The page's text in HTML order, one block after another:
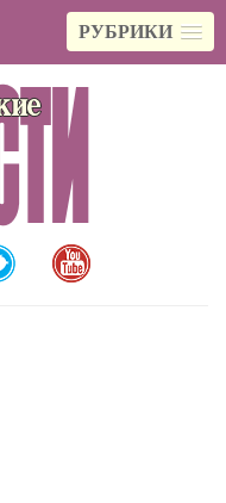
РУБРИКИ